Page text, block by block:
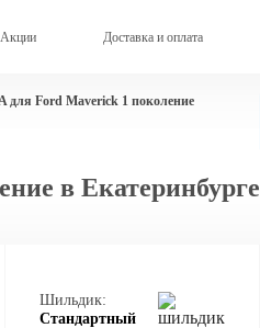
Акции Доставка и оплата
для Ford Maverick 1 поколение
в Екатеринбурге
Шильдик:
Стандартный